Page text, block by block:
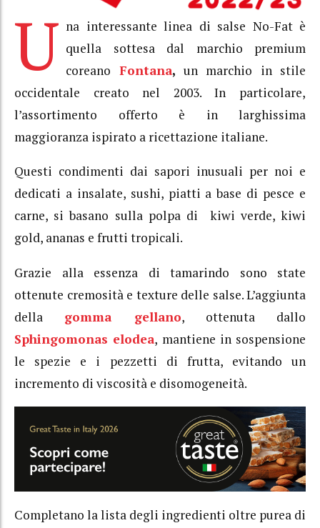
U na interessante linea di salse No-Fat è
quella sottesa dal marchio premium
coreano Fontana, un marchio in stile
occidentale creato nel 2003. In particolare,
l’assortimento offerto è in larghissima
maggioranza ispirato a ricettazione italiane.
Questi condimenti dai sapori inusuali per noi e
dedicati a insalate, sushi, piatti a base di pesce e
carne, si basano sulla polpa di kiwi verde, kiwi
gold, ananas e frutti tropicali.
Grazie alla essenza di tamarindo sono state
ottenute cremosità e texture delle salse. L’aggiunta
della gomma gellano, ottenuta dallo
Sphingomonas elodea, mantiene in sospensione
le spezie e i pezzetti di frutta, evitando un
incremento di viscosità e disomogeneità.
Completano la lista degli ingredienti oltre purea di